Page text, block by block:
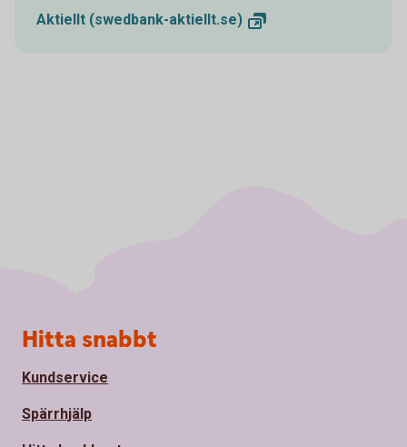
Aktiellt (swedbank-aktiellt.se)
Sidfot
Hitta snabbt
Kundservice
Spärrhjälp